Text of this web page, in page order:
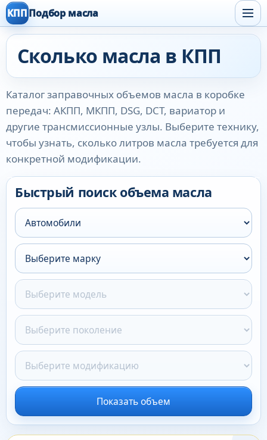
КПППодбор масла
Сколько масла в КПП
Каталог заправочных объемов масла в коробке
передач: АКПП, МКПП, DSG, DCT, вариатор и
другие трансмиссионные узлы. Выберите технику,
чтобы узнать, сколько литров масла требуется для
конкретной модификации.
Быстрый поиск объема масла
Показать объем